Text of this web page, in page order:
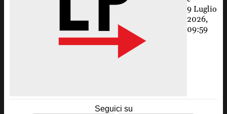
9 Luglio
2026,
09:59
Seguici su